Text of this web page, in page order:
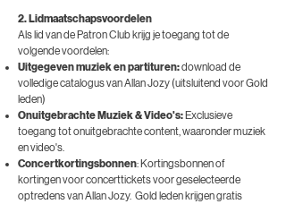
2. Lidmaatschapsvoordelen
Als lid van de Patron Club krijg je toegang tot de
volgende voordelen:
Uitgegeven muziek en partituren:download de
volledige catalogus van Allan Jozy (uitsluitend voor Gold
leden)
Onuitgebrachte Muziek & Video's: Exclusieve
toegang tot onuitgebrachte content, waaronder muziek
en video's.
Concertkortingsbonnen: Kortingsbonnen of
kortingen voor concerttickets voor geselecteerde
optredens van Allan Jozy. Gold leden krijgen gratis